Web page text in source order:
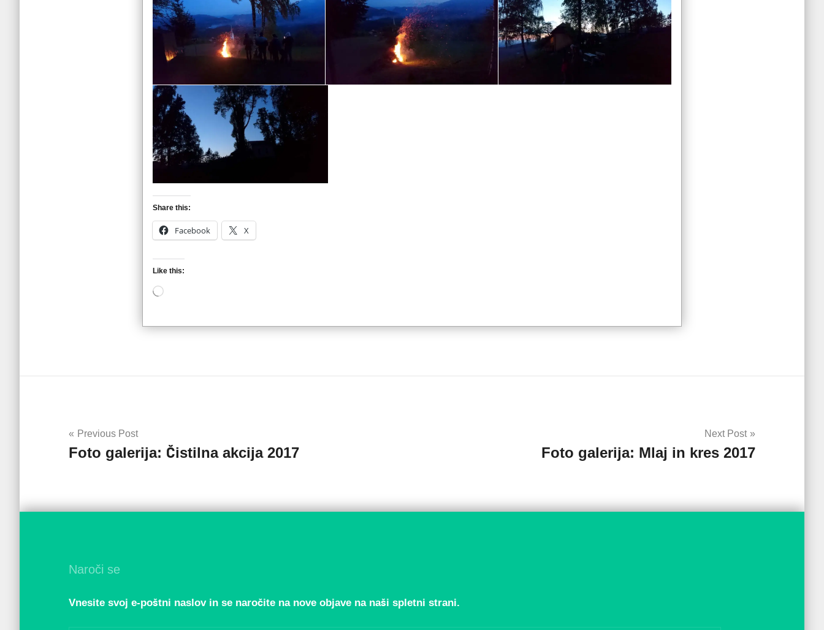
Share this:
Facebook X
Like this:
Loading…
Navigacija
prispevka
Previous Post
Foto galerija: Čistilna akcija 2017
Next Post
Foto galerija: Mlaj in kres 2017
Naroči se
Vnesite svoj e-poštni naslov in se naročite na nove objave na naši spletni strani.